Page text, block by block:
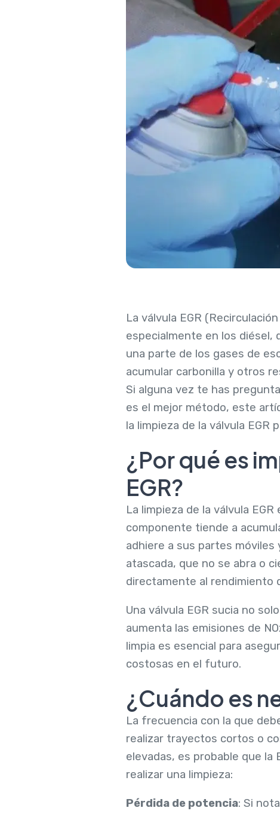
La válvula EGR
especialmente en los diésel,
una parte de los gases de
acumular carbonilla y otros
Si alguna vez te has
es el mejor método, este
la limpieza de la válvula
¿Por qué es
EGR?
La limpieza de la válvula
componente tiende a
adhiere a sus partes móviles
atascada, que no se abra o
directamente al rendimiento
Una válvula EGR sucia no
aumenta las emisiones de
limpia es esencial para
costosas en el futuro.
¿Cuándo es
La frecuencia con la que
realizar trayectos cortos o
elevadas, es probable que la
realizar una limpieza:
Pérdida de potencia: Si